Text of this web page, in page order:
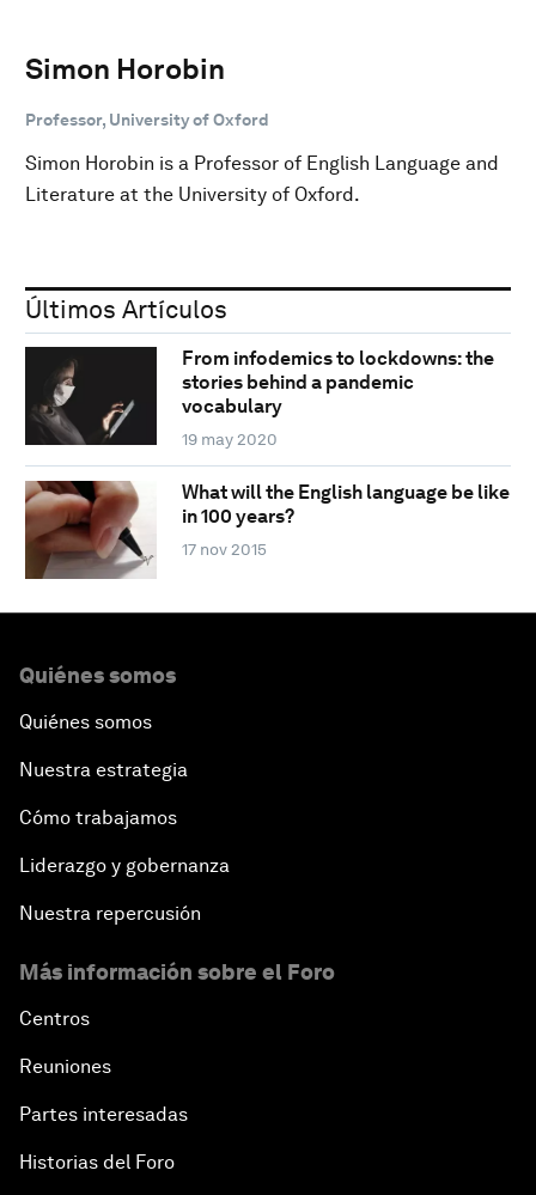
Simon Horobin
Professor, University of Oxford
Simon Horobin is a Professor of English Language and
Literature at the University of Oxford.
Últimos Artículos
From infodemics to lockdowns: the
stories behind a pandemic
vocabulary
19 may 2020
What will the English language be like
in 100 years?
17 nov 2015
Quiénes somos
Quiénes somos
Nuestra estrategia
Cómo trabajamos
Liderazgo y gobernanza
Nuestra repercusión
Más información sobre el Foro
Centros
Reuniones
Partes interesadas
Historias del Foro